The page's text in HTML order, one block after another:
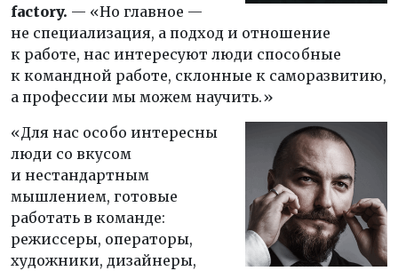
factory. — «Но главное —
не специализация, а подход и отношение
к работе, нас интересуют люди способные
к командной работе, склонные к саморазвитию,
а профессии мы можем научить.»
«Для нас особо интересны
люди со вкусом
и нестандартным
мышлением, готовые
работать в команде:
режиссеры, операторы,
художники, дизайнеры,